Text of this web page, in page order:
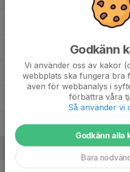
Matti Siverland
Milo Naderi
Noah Haasén
Yezen Obaid
Ledare
Godkänn
Vi använder oss av kakor
webbplats ska fungera bra
även för webbanalys i
förbättra våra
Så använder vi
Godkänn alla
Bara